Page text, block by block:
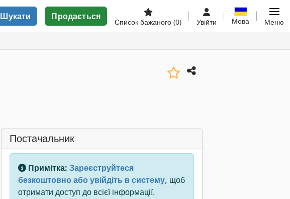
Шукати Продається
Список бажаного (0) Увійти Мова Меню
Постачальник
Примітка: Зареєструйтеся
безкоштовно або увійдіть в систему, щоб
отримати доступ до всієї інформації.